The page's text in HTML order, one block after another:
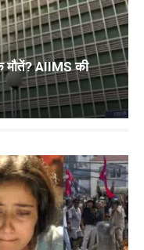
मौतें? AIIMS की